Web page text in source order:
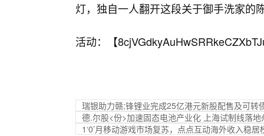
灯，独自一人翻开这段关于御手洗家的
活动：【
瑞银助力赣;锋锂业完成25亿港元新股配售及可
德.尔股<份>加速固态电池产业化 上海试制线落
1‘0’月移动游戏市场复苏，点点互动海外收入稳居